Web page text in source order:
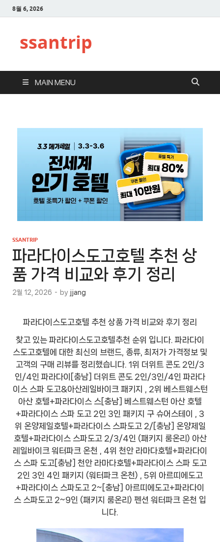
8월 6, 2026
ssantrip
MAIN MENU
SSANTRIP
파라다이스도고호텔 추천 상
품 가격 비교와 후기 정리
2월 12, 2026 - by jjang
파라다이스도고호텔 추천 상품 가격 비교와 후기 정리
찾고 있는 파라다이스도고호텔추천 순위 입니다. 파라다이
스도고호텔에 대한 최신의 브랜드, 종류, 최저가 가격정보 및
고객의 구매 리뷰를 정리했습니다. 1위 더위트 콘도 2인/3
인/4인 파라다이[충남] 더위트 콘도 2인/3인/4인 파라다
이스 스파 도고&아산레일바이크 패키지 , 2위 베스트웨스턴
아산 호텔+파라다이스 스[충남] 베스트웨스턴 아산 호텔
+파라다이스 스파 도고 2인 3인 패키지 구 슈어스테이 , 3
위 온양제일호텔+파라다이스 스파도고 2/[충남] 온양제일
호텔+파라다이스 스파도고 2/3/4인 (패키지 룸온리) 아산
레일바이크 워터파크 온천 , 4위 천안 라마다호텔+파라다이
스 스파 도고[충남] 천안 라마다호텔+파라다이스 스파 도고
2인 3인 4인 패키지 (워터파크 온천) , 5위 아르띠에도고
+파라다이스 스파도고 2~[충남] 아르띠에도고+파라다이
스 스파도고 2~9인 (패키지 룸온리) 펜션 워터파크 온천 입
니다.